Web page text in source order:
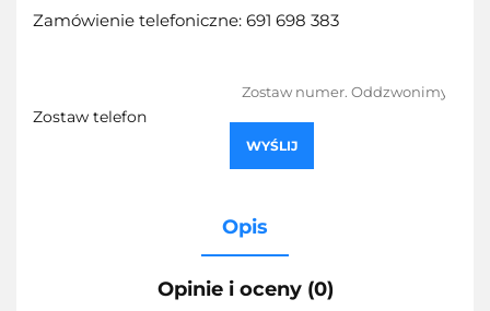
Zamówienie telefoniczne: 691 698 383
Zostaw telefon
WYŚLIJ
Opis
Opinie i oceny (0)